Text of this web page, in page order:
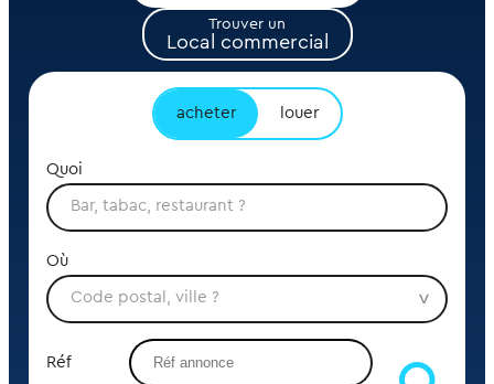
Trouver un
Local commercial
acheter louer
Quoi
Où
Réf